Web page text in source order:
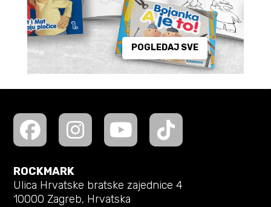
POGLEDAJ SVE
ROCKMARK
Ulica Hrvatske bratske zajednice 4
10000 Zagreb, Hrvatska